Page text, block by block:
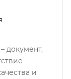
документ,
и